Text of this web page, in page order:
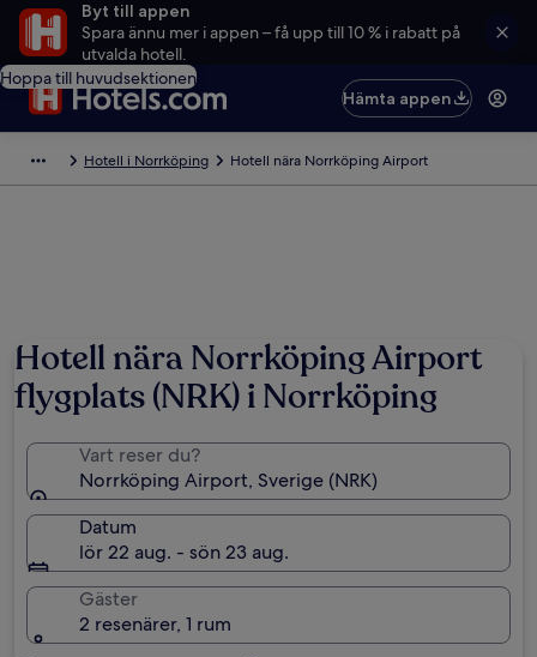
Byt till appen
Spara ännu mer i appen – få upp till 10 % i rabatt på
utvalda hotell.
Hoppa till huvudsektionen
Hämta appen
Hotell i Norrköping Hotell nära Norrköping Airport
Hotell nära Norrköping Airport
flygplats (NRK) i Norrköping
Vart reser du?
Norrköping Airport, Sverige (NRK)
Datum
lör 22 aug. - sön 23 aug.
Gäster
2 resenärer, 1 rum